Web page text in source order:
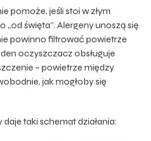
pomoże, jeśli stoi w złym
„od święta”. Alergeny unoszą się
powinno filtrować powietrze
oczyszczacz obsługuje
– powietrze między
jak mogłoby się
taki schemat działania: